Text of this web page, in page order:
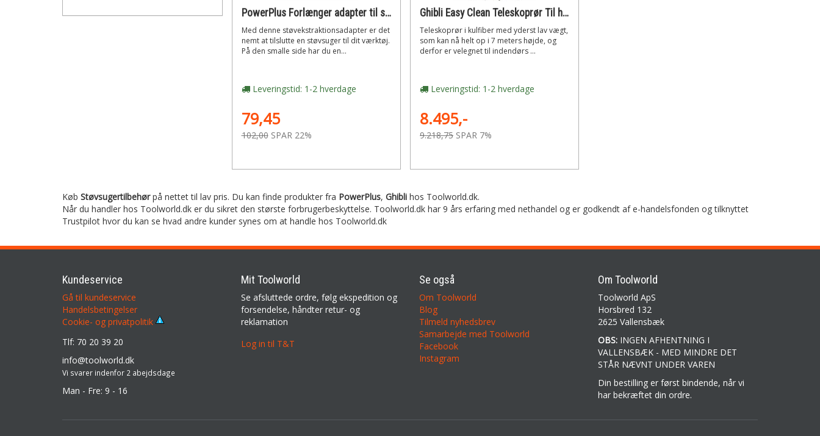
PowerPlus Forlænger adapter til støvsuger
Med denne støvekstraktionsadapter er det
nemt at tilslutte en støvsuger til dit værktøj.
På den smalle side har du en...
Leveringstid: 1-2 hverdage
79,45
102,00 SPAR 22%
Ghibli Easy Clean Teleskoprør Til højderengøring 5,6 meter
Teleskoprør i kulfiber med yderst lav vægt,
som kan nå helt op i 7 meters højde, og
derfor er velegnet til indendørs ...
Leveringstid: 1-2 hverdage
8.495,-
9.218,75 SPAR 7%
Køb Støvsugertilbehørpå nettet til lav pris. Du kan finde produkter fra PowerPlus, Ghibli hos Toolworld.dk.
Når du handler hos Toolworld.dk er du sikret den største forbrugerbeskyttelse. Toolworld.dk har 9 års erfaring med nethandel og er godkendt af e-handelsfonden og tilknyttet
Trustpilot hvor du kan se hvad andre kunder synes om at handle hos Toolworld.dk
Kundeservice
Gå til kundeservice
Handelsbetingelser
Cookie- og privatpolitik
Tlf: 70 20 39 20
info@toolworld.dk
Vi svarer indenfor 2 abejdsdage
Man - Fre: 9 - 16
Mit Toolworld
Se afsluttede ordre, følg ekspedition og
forsendelse, håndter retur- og
reklamation
Log in til T&T
Se også
Om Toolworld
Blog
Tilmeld nyhedsbrev
Samarbejde med Toolworld
Facebook
Instagram
Om Toolworld
Toolworld ApS
Horsbred 132
2625 Vallensbæk
OBS:INGEN AFHENTNING I
VALLENSBÆK - MED MINDRE DET
STÅR NÆVNT UNDER VAREN
Din bestilling er først bindende, når vi
har bekræftet din ordre.